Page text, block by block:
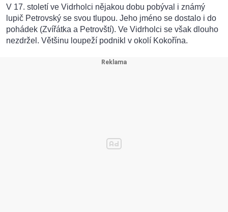
V 17. století ve Vidrholci nějakou dobu pobýval i známý
lupič Petrovský se svou tlupou. Jeho jméno se dostalo i do
pohádek (Zvířátka a Petrovští). Ve Vidrholci se však dlouho
nezdržel. Většinu loupeží podnikl v okolí Kokořína.